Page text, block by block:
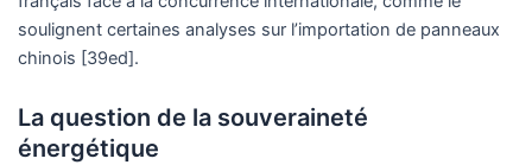
soulignent certaines analyses sur l’importation de panneaux
chinois [39ed].
La question de la souveraineté
énergétique